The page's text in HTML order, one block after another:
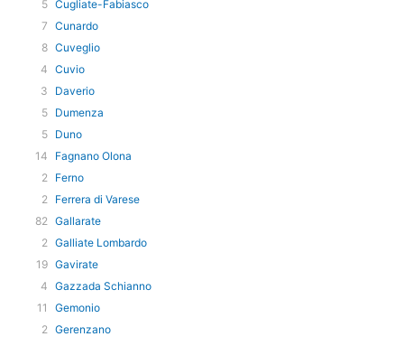
5 Cugliate-Fabiasco
7 Cunardo
8 Cuveglio
4 Cuvio
3
Daverio
5 Dumenza
5 Duno
14
Fagnano Olona
2 Ferno
2 Ferrera di Varese
82 Gallarate
2 Galliate Lombardo
19 Gavirate
4 Gazzada Schianno
11
Gemonio
2 Gerenzano